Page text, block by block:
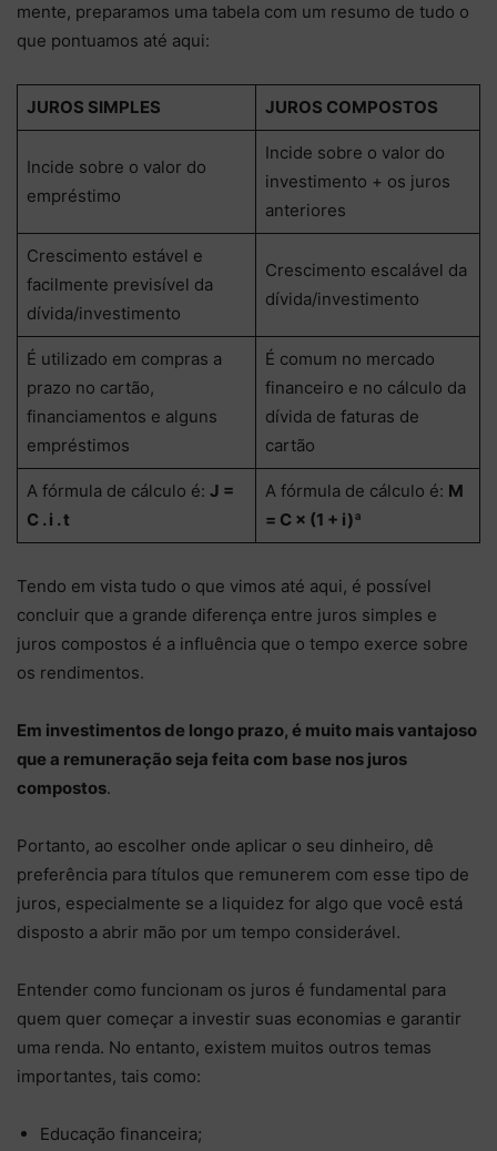
mente, preparamos uma tabela com um resumo de tudo o
que pontuamos até aqui:
JUROS SIMPLES JUROS COMPOSTOS
Incide sobre o valor do
empréstimo
Incide sobre o valor do
investimento + os juros
anteriores
Crescimento estável e
facilmente previsível da
dívida/investimento
Crescimento escalável da
dívida/investimento
É utilizado em compras a
prazo no cartão,
financiamentos e alguns
empréstimos
É comum no mercado
financeiro e no cálculo da
dívida de faturas de
cartão
A fórmula de cálculo é: J =
C . i . t
A fórmula de cálculo é: M
= C × (1 + i)ª
Tendo em vista tudo o que vimos até aqui, é possível
concluir que a grande diferença entre juros simples e
juros compostos é a influência que o tempo exerce sobre
os rendimentos.
Em investimentos de longo prazo, é muito mais vantajoso
que a remuneração seja feita com base nos juros
compostos.
Portanto, ao escolher onde aplicar o seu dinheiro, dê
preferência para títulos que remunerem com esse tipo de
juros, especialmente se a liquidez for algo que você está
disposto a abrir mão por um tempo considerável.
Entender como funcionam os juros é fundamental para
quem quer começar a investir suas economias e garantir
uma renda. No entanto, existem muitos outros temas
importantes, tais como:
Educação financeira;